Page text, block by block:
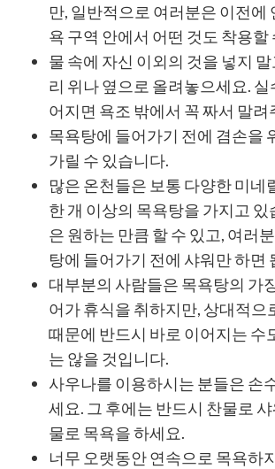
만, 일반적으로 여러분은 이전에
욕 구역 안에서 어떤 것도 착용할
물 속에 자신 이외의 것을 넣지
리 위나 옆으로 올려놓으세요. 실
어지면 욕조 밖에서 꼭 짜서 말려
목욕탕에 들어가기 전에 겸손을
가릴 수 있습니다.
많은 온천들은 보통 다양한 미네
한 개 이상의 목욕탕을 가지고
은 원하는 만큼 할 수 있고, 여러
탕에 들어가기 전에 샤워만 하면
대부분의 사람들은 목욕탕의 가
어가 휴식을 취하지만, 상대적으
때문에 반드시 바로 이어지는 수
는 않을 것입니다.
사우나를 이용하시는 분들은 손
세요. 그 후에는 반드시 찬물로
물로 목욕을 하세요.
너무 오랫동안 연속으로 목욕하